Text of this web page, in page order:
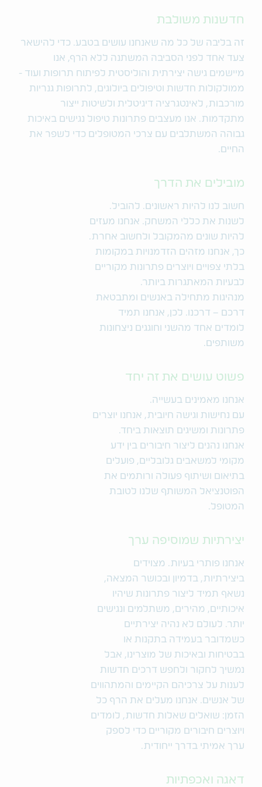
חדשנות משולבת
זה בליבה של כל מה שאנחנו עושים בטבע. כדי להישאר
צעד אחד לפני הסביבה המשתנה ללא הרף, אנו
מיישמים גישה יצירתית והוליסטית לפיתוח תרופות ועוד -
ממולקולות חדשות וטיפולים ביולוגים, לתרופות גנריות
מורכבות, לאינטגרציה דיגיטלית ולשיטות ייצור
מתקדמות. אנו מעצבים פתרונות טיפול נגישים באיכות
גבוהה המשתלבים עם צרכי המטופלים כדי לשפר את
החיים.
מובילים את הדרך
חשוב לנו להיות ראשונים. להוביל.
לשנות את כללי המשחק. אנחנו מעזים
להיות שונים מהמקובל ולחשוב אחרת.
כך, אנחנו מזהים הזדמנויות במקומות
בלתי צפויים ויוצרים פתרונות מקוריים
לבעיות המאתגרות ביותר.
מנהיגות מתחילה באנשים ומתבטאת
דרכם – דרכנו. לכן, אנחנו תמיד
לומדים אחד מהשני וחוגגים ניצחונות
משותפים.
פשוט עושים את זה יחד
אנחנו מאמינים בעשייה.
עם נחישות וגישה חיובית, אנחנו יוצרים
פתרונות ומשיגים תוצאות ביחד.
אנחנו נהנים ליצור חיבורים בין ידע
מקומי למשאבים גלובליים, פועלים
בתיאום ושיתוף פעולה ורותמים את
הפוטנציאל המשותף שלנו לטובת
המטופל.
יצירתיות שמוסיפה ערך
אנחנו פותרי בעיות. מצוידים
ביצירתיות, בדמיון ובכושר המצאה,
נשאף תמיד ליצור פתרונות שיהיו
איכותיים, מהירים, משתלמים ונגישים
יותר. לעולם לא נהיה יצירתיים
כשמדובר בעמידה בתקנות או
בבטיחות ובאיכות של מוצרינו, אבל
נמשיך לחקור ולחפש דרכים חדשות
לענות על צרכיהם הקיימים והמתהווים
של אנשים. אנחנו מעלים את הרף כל
הזמן: שואלים שאלות חדשות, לומדים
ויוצרים חיבורים מקוריים כדי לספק
ערך אמיתי בדרך ייחודית.
דאגה ואכפתיות